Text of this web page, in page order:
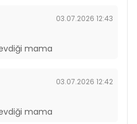
03.07.2026 12:43
mama
03.07.2026 12:42
mama